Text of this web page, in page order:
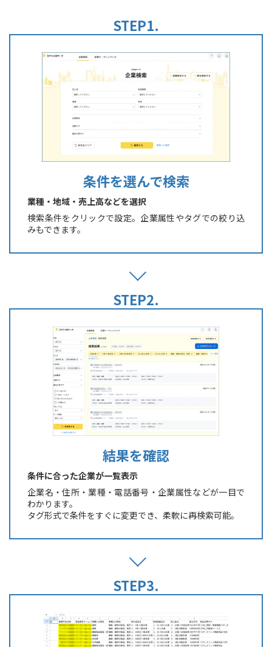
条件を選んで検索
業種・地域・売上高などを選択
検索条件をクリックで設定。企業属性やタグでの絞り込
みもできます。
結果を確認
条件に合った企業が一覧表示
企業名・住所・業種・電話番号・企業属性などが一目で
わかります。
タグ形式で条件をすぐに変更でき、柔軟に再検索可能。